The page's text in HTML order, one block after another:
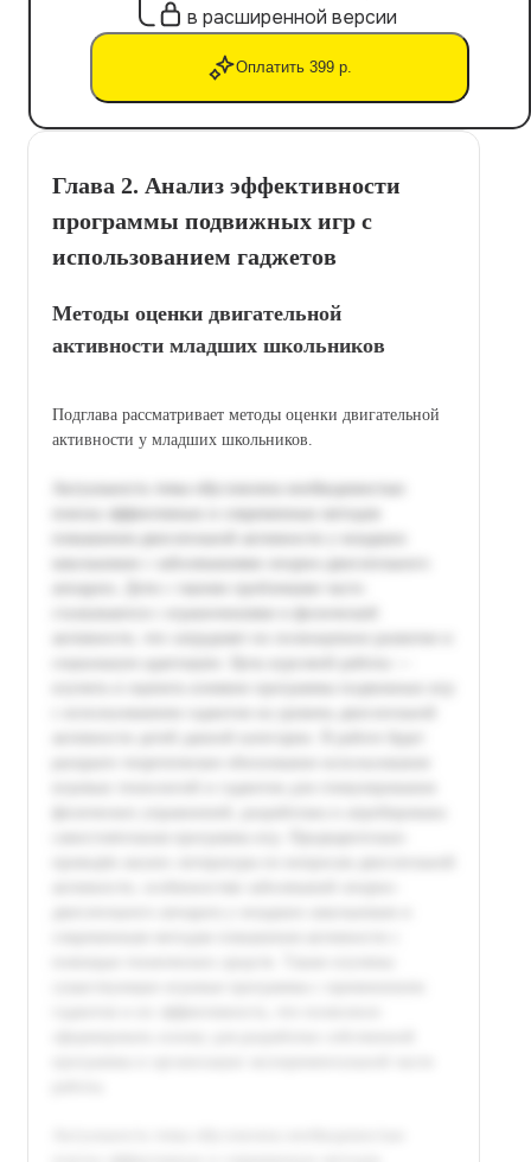
в расширенной версии
Оплатить 399 р.
Глава 2. Анализ эффективности
программы подвижных игр с
использованием гаджетов
Методы оценки двигательной
активности младших школьников
Подглавa рассматривает методы оценки двигательной
активности у младших школьников.